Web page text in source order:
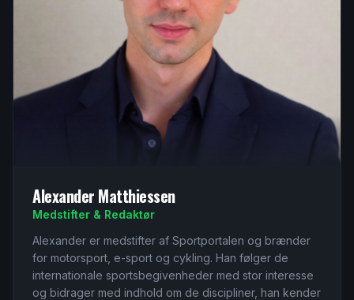
Alexander Matthiessen
Medstifter & Redaktør
Alexander er medstifter af Sportportalen og brænder
for motorsport, e-sport og cykling. Han følger de
internationale sportsbegivenheder med stor interesse
og bidrager med indhold om de discipliner, han kender